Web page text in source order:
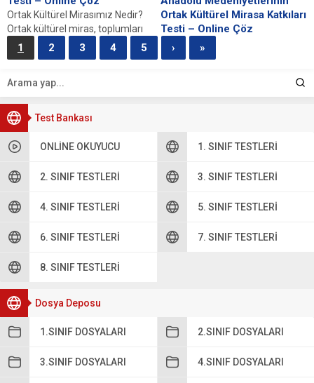
Test Bankası
ONLINE OKUYUCU 1. SINIF TESTLERI
2. SINIF TESTLERI 3. SINIF TESTLERI
4. SINIF TESTLERI 5. SINIF TESTLERI
6. SINIF TESTLERI 7. SINIF TESTLERI
8. SINIF TESTLERI
Dosya Deposu
1.SINIF DOSYALARI 2.SINIF DOSYALARI
3.SINIF DOSYALARI 4.SINIF DOSYALARI
Ortak Kültürel Mirasımız Nedir?
Ortak kültürel miras, toplumları
bir araya getiren, onların tarihini
ve kimliğini...
Ortak Kültürel Mirasa Katkıları
Testi – Online Çöz
Önemi Mezopotamya, tarihin en
1 2 3 4 5 › »